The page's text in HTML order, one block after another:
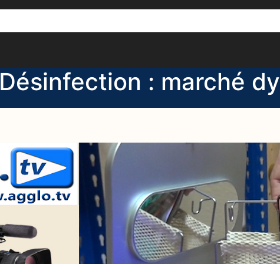
[()]
Désinfection : marché